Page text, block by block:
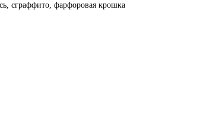
сграффито, фарфоровая крошка